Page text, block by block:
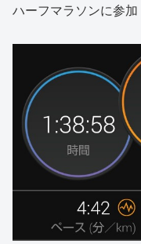
ハーフマラソンに参加